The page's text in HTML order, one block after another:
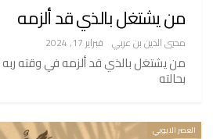
من يشتغل بالذي قد ألزمه
محيي الدين بن عربي فبراير 17, 2024
من يشتغل بالذي قد ألزمه في وقته
بحالته
العصر الايوبي